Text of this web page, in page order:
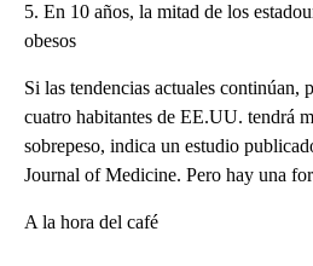
5. En 10 años, la mitad de los
obesos
Si las tendencias actuales continúan,
cuatro habitantes de EE.UU. tendrá
sobrepeso, indica un estudio
Journal of Medicine. Pero hay una
A la hora del café